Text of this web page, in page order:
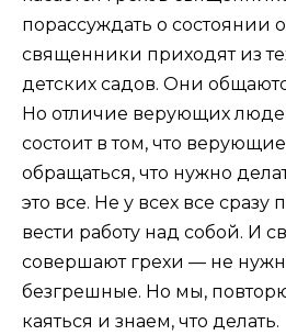
порассуждать о состоянии
священники приходят из
детских садов. Они
Но отличие верующих
состоит в том, что
обращаться, что нужно
это все. Не у всех все сразу
вести работу над собой. И
совершают грехи — не
безгрешные. Но мы,
каяться и знаем, что делать.